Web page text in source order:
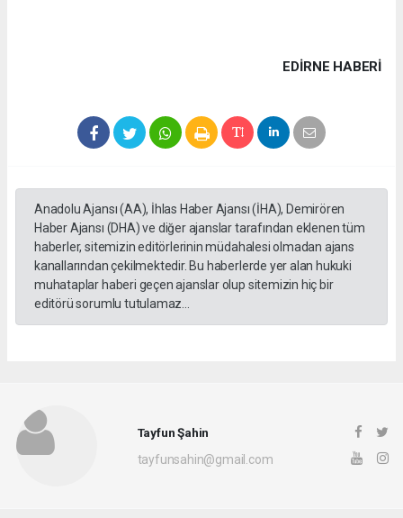
EDIRNE HABERİ
Anadolu Ajansı (AA), İhlas Haber Ajansı (İHA), Demirören
Haber Ajansı (DHA) ve diğer ajanslar tarafından eklenen tüm
haberler, sitemizin editörlerinin müdahalesi olmadan ajans
kanallarından çekilmektedir. Bu haberlerde yer alan hukuki
muhataplar haberi geçen ajanslar olup sitemizin hiç bir
editörü sorumlu tutulamaz...
Tayfun Şahin
tayfunsahin@gmail.com